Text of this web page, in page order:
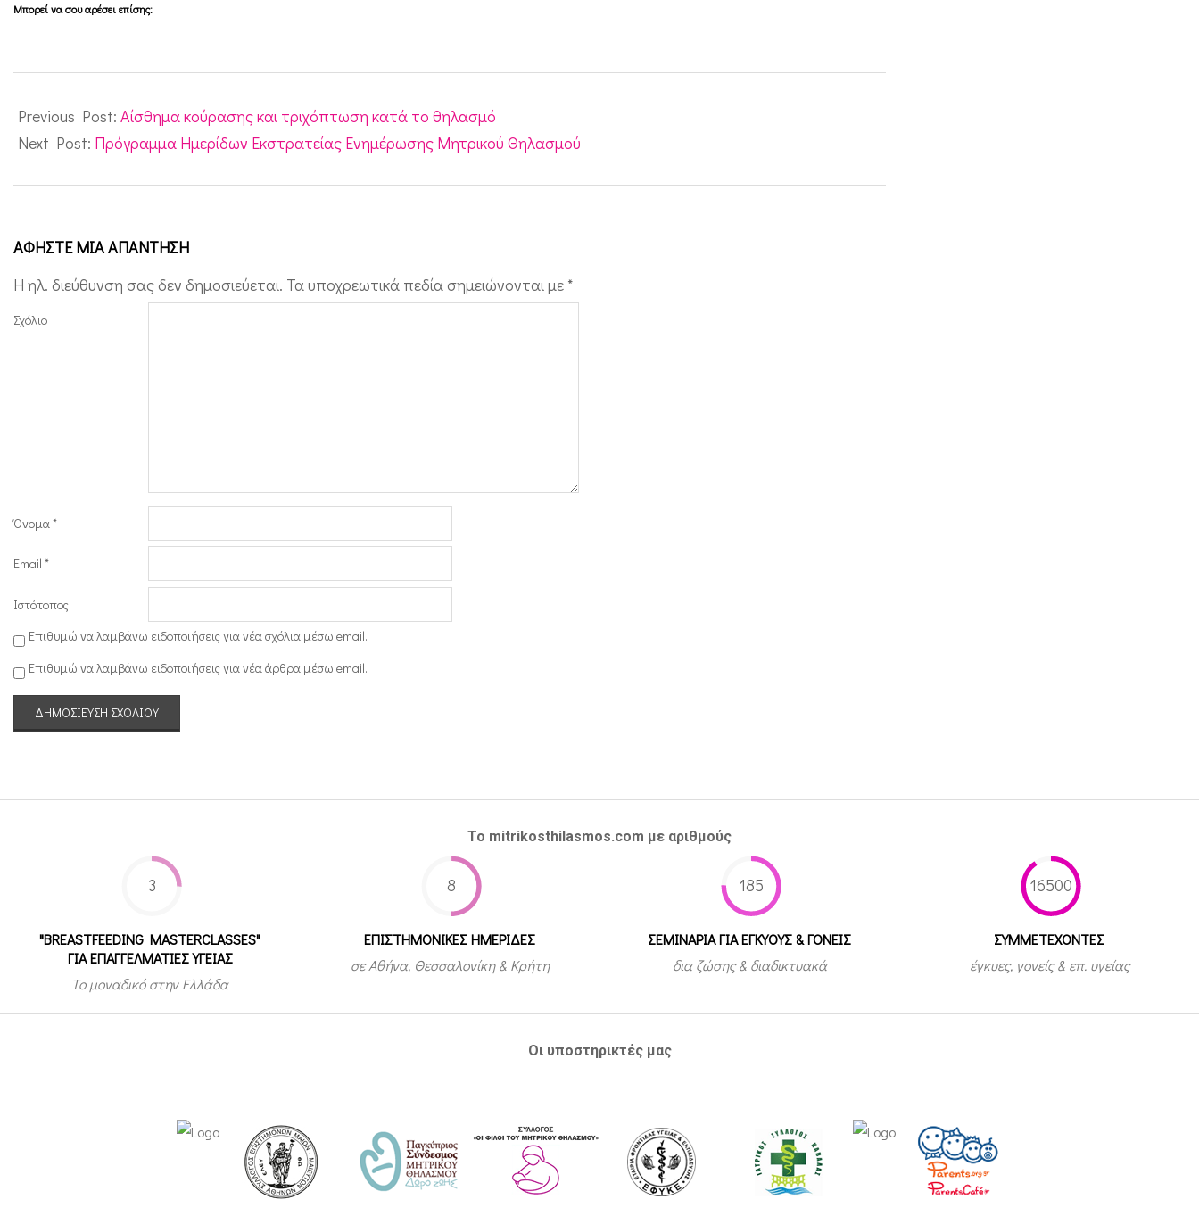
Μπορεί να σου αρέσει επίσης:
10-
22
Previous Post: Αίσθημα κούρασης και τριχόπτωση κατά το θηλασμό
Next Post: Πρόγραμμα Ημερίδων Εκστρατείας Ενημέρωσης Μητρικού Θηλασμού
ΑΦΉΣΤΕ ΜΙΑ ΑΠΆΝΤΗΣΗ
Η ηλ. διεύθυνση σας δεν δημοσιεύεται. Τα υποχρεωτικά πεδία σημειώνονται με *
Σχόλιο
Όνομα *
Email *
Ιστότοπος
Επιθυμώ να λαμβάνω ειδοποιήσεις για νέα σχόλια μέσω email.
Επιθυμώ να λαμβάνω ειδοποιήσεις για νέα άρθρα μέσω email.
Το mitrikosthilasmos.com με αριθμούς
3
"BREASTFEEDING MASTERCLASSES"
ΓΙΑ ΕΠΑΓΓΕΛΜΑΤΙΕΣ ΥΓΕΙΑΣ
Το μοναδικό στην Ελλάδα
8
ΕΠΙΣΤΗΜΟΝΙΚΕΣ ΗΜΕΡΙΔΕΣ
σε Αθήνα, Θεσσαλονίκη & Κρήτη
185
ΣΕΜΙΝΑΡΙΑ ΓΙΑ ΕΓΚΥΟΥΣ & ΓΟΝΕΙΣ
δια ζώσης & διαδικτυακά
16500
ΣΥΜΜΕΤEΧΟΝΤΕΣ
έγκυες, γονείς & επ. υγείας
Οι υποστηρικτές μας